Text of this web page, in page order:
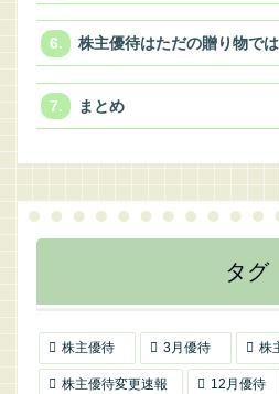
株主優待はただの贈り物で
まとめ
タグ
株主優待 3月優待 株
株主優待変更速報 12月優待